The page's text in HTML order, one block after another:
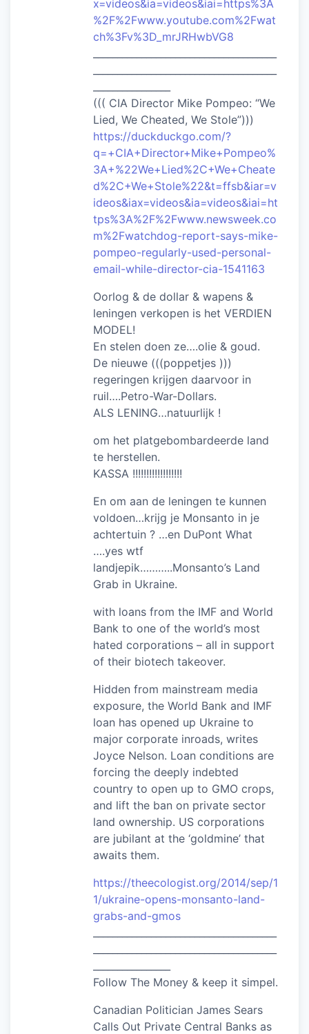
x=videos&ia=videos&iai=https%3A
%2F%2Fwww.youtube.com%2Fwat
ch%3Fv%3D_mrJRHwbVG8
((( CIA Director Mike Pompeo: “We
Lied, We Cheated, We Stole”)))
https://duckduckgo.com/?
q=+CIA+Director+Mike+Pompeo%
3A+%22We+Lied%2C+We+Cheate
d%2C+We+Stole%22&t=ffsb&iar=v
ideos&iax=videos&ia=videos&iai=ht
tps%3A%2F%2Fwww.newsweek.co
m%2Fwatchdog-report-says-mike-
pompeo-regularly-used-personal-
email-while-director-cia-1541163
Oorlog & de dollar & wapens &
leningen verkopen is het VERDIEN
MODEL!
En stelen doen ze….olie & goud.
De nieuwe (((poppetjes )))
regeringen krijgen daarvoor in
ruil….Petro-War-Dollars.
ALS LENING…natuurlijk !
om het platgebombardeerde land
te herstellen.
KASSA !!!!!!!!!!!!!!!!!!
En om aan de leningen te kunnen
voldoen…krijg je Monsanto in je
achtertuin ? …en DuPont What
….yes wtf
landjepik………..Monsanto’s Land
Grab in Ukraine.
with loans from the IMF and World
Bank to one of the world’s most
hated corporations – all in support
of their biotech takeover.
Hidden from mainstream media
exposure, the World Bank and IMF
loan has opened up Ukraine to
major corporate inroads, writes
Joyce Nelson. Loan conditions are
forcing the deeply indebted
country to open up to GMO crops,
and lift the ban on private sector
land ownership. US corporations
are jubilant at the ‘goldmine’ that
awaits them.
https://theecologist.org/2014/sep/1
1/ukraine-opens-monsanto-land-
grabs-and-gmos
Follow The Money & keep it simpel.
Canadian Politician James Sears
Calls Out Private Central Banks as